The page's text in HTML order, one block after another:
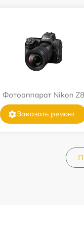
Фотоаппарат Nikon Z8
Заказать ремонт